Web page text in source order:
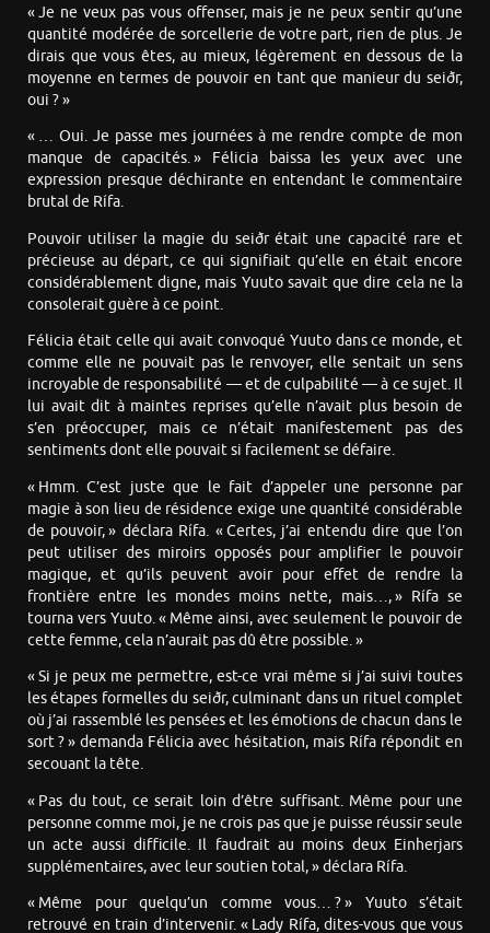
« Je ne veux pas vous offenser, mais je ne peux sentir qu’une
quantité modérée de sorcellerie de votre part, rien de plus. Je
dirais que vous êtes, au mieux, légèrement en dessous de la
moyenne en termes de pouvoir en tant que manieur du seiðr,
oui ? »
« … Oui. Je passe mes journées à me rendre compte de mon
manque de capacités. » Félicia baissa les yeux avec une
expression presque déchirante en entendant le commentaire
brutal de Rífa.
Pouvoir utiliser la magie du seiðr était une capacité rare et
précieuse au départ, ce qui signifiait qu’elle en était encore
considérablement digne, mais Yuuto savait que dire cela ne la
consolerait guère à ce point.
Félicia était celle qui avait convoqué Yuuto dans ce monde, et
comme elle ne pouvait pas le renvoyer, elle sentait un sens
incroyable de responsabilité — et de culpabilité — à ce sujet. Il
lui avait dit à maintes reprises qu’elle n’avait plus besoin de
s’en préoccuper, mais ce n’était manifestement pas des
sentiments dont elle pouvait si facilement se défaire.
« Hmm. C’est juste que le fait d’appeler une personne par
magie à son lieu de résidence exige une quantité considérable
de pouvoir, » déclara Rífa. « Certes, j’ai entendu dire que l’on
peut utiliser des miroirs opposés pour amplifier le pouvoir
magique, et qu’ils peuvent avoir pour effet de rendre la
frontière entre les mondes moins nette, mais…, » Rífa se
tourna vers Yuuto. « Même ainsi, avec seulement le pouvoir de
cette femme, cela n’aurait pas dû être possible. »
« Si je peux me permettre, est-ce vrai même si j’ai suivi toutes
les étapes formelles du seiðr, culminant dans un rituel complet
où j’ai rassemblé les pensées et les émotions de chacun dans le
sort ? » demanda Félicia avec hésitation, mais Rífa répondit en
secouant la tête.
« Pas du tout, ce serait loin d’être suffisant. Même pour une
personne comme moi, je ne crois pas que je puisse réussir seule
un acte aussi difficile. Il faudrait au moins deux Einherjars
supplémentaires, avec leur soutien total, » déclara Rífa.
« Même pour quelqu’un comme vous… ? » Yuuto s’était
retrouvé en train d’intervenir. « Lady Rífa, dites-vous que vous